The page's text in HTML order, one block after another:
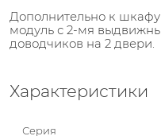
Дополнительно к
модуль с 2-мя
доводчиков на 2 двери.
Характеристики
Серия